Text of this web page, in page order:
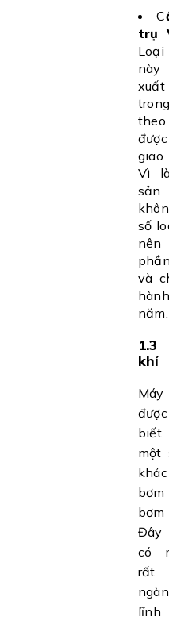
C
trụ
này
theo
Vì
số
và
năm.
1.3
khí
một
Đây
có
lĩnh